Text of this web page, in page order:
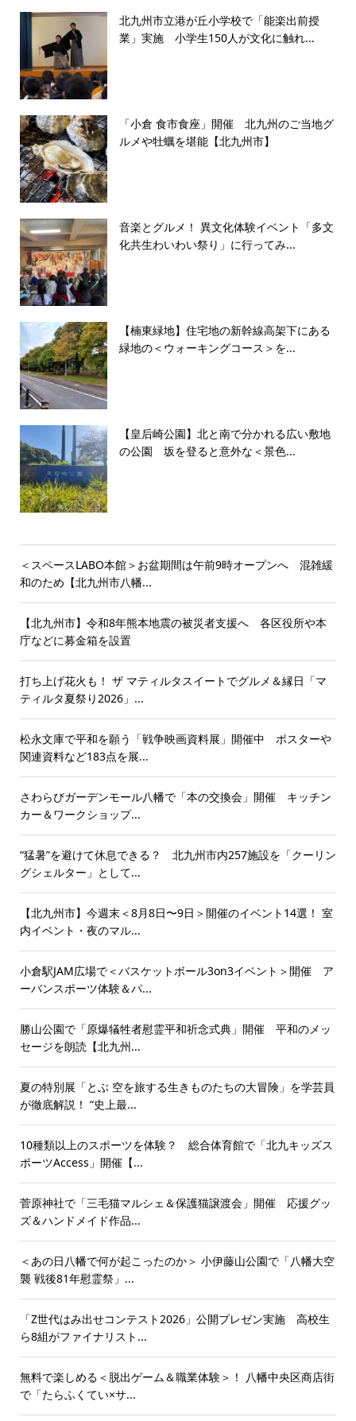
北九州市立港が丘小学校で「能楽出前授
業」実施 小学生150人が文化に触れ...
「小倉 食市食座」開催 北九州のご当地グ
ルメや牡蠣を堪能【北九州市】
音楽とグルメ！ 異文化体験イベント「多文
化共生わいわい祭り」に行ってみ...
【楠東緑地】住宅地の新幹線高架下にある
緑地の＜ウォーキングコース＞を...
【皇后崎公園】北と南で分かれる広い敷地
の公園 坂を登ると意外な＜景色...
＜スペースLABO本館＞お盆期間は午前9時オープンへ 混雑緩
和のため【北九州市八幡...
【北九州市】令和8年熊本地震の被災者支援へ 各区役所や本
庁などに募金箱を設置
打ち上げ花火も！ ザ マティルタスイートでグルメ＆縁日「マ
ティルタ夏祭り2026」...
松永文庫で平和を願う「戦争映画資料展」開催中 ポスターや
関連資料など183点を展...
さわらびガーデンモール八幡で「本の交換会」開催 キッチン
カー＆ワークショップ...
“猛暑”を避けて休息できる？ 北九州市内257施設を「クーリン
グシェルター」として...
【北九州市】今週末＜8月8日〜9日＞開催のイベント14選！ 室
内イベント・夜のマル...
小倉駅JAM広場で＜バスケットボール3on3イベント＞開催 ア
ーバンスポーツ体験＆パ...
勝山公園で「原爆犠牲者慰霊平和祈念式典」開催 平和のメッ
セージを朗読【北九州...
夏の特別展「とぶ 空を旅する生きものたちの大冒険」を学芸員
が徹底解説！ “史上最...
10種類以上のスポーツを体験？ 総合体育館で「北九キッズス
ポーツAccess」開催【...
菅原神社で「三毛猫マルシェ＆保護猫譲渡会」開催 応援グッ
ズ＆ハンドメイド作品...
＜あの日八幡で何が起こったのか＞ 小伊藤山公園で「八幡大空
襲 戦後81年慰霊祭」...
「Z世代はみ出せコンテスト2026」公開プレゼン実施 高校生
ら8組がファイナリスト...
無料で楽しめる＜脱出ゲーム＆職業体験＞！ 八幡中央区商店街
で「たらふくてい×サ...